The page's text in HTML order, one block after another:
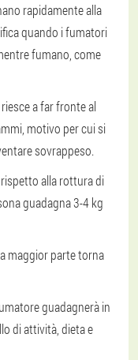
rapidamente alla
quando i fumatori
fumano, come
a far fronte al
motivo per cui si
sovrappeso.
alla rottura di
guadagna 3-4 kg
maggior parte torna
guadagnerà in
di attività, dieta e